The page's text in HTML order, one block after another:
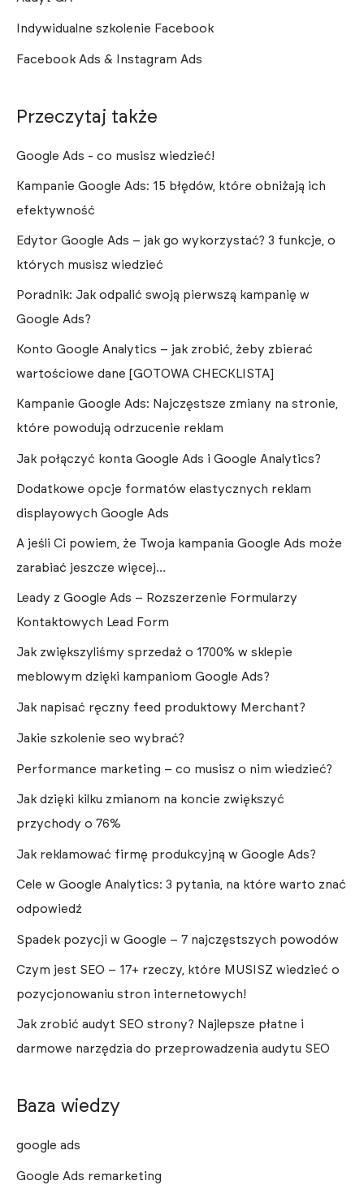
Indywidualne szkolenie Facebook
Facebook Ads & Instagram Ads
Przeczytaj także
Google Ads - co musisz wiedzieć!
Kampanie Google Ads: 15 błędów, które obniżają ich
efektywność
Edytor Google Ads – jak go wykorzystać? 3 funkcje, o
których musisz wiedzieć
Poradnik: Jak odpalić swoją pierwszą kampanię w
Google Ads?
Konto Google Analytics – jak zrobić, żeby zbierać
wartościowe dane [GOTOWA CHECKLISTA]
Kampanie Google Ads: Najczęstsze zmiany na stronie,
które powodują odrzucenie reklam
Jak połączyć konta Google Ads i Google Analytics?
Dodatkowe opcje formatów elastycznych reklam
displayowych Google Ads
A jeśli Ci powiem, że Twoja kampania Google Ads może
zarabiać jeszcze więcej…
Leady z Google Ads – Rozszerzenie Formularzy
Kontaktowych Lead Form
Jak zwiększyliśmy sprzedaż o 1700% w sklepie
meblowym dzięki kampaniom Google Ads?
Jak napisać ręczny feed produktowy Merchant?
Jakie szkolenie seo wybrać?
Performance marketing – co musisz o nim wiedzieć?
Jak dzięki kilku zmianom na koncie zwiększyć
przychody o 76%
Jak reklamować firmę produkcyjną w Google Ads?
Cele w Google Analytics: 3 pytania, na które warto znać
odpowiedź
Spadek pozycji w Google – 7 najczęstszych powodów
Czym jest SEO – 17+ rzeczy, które MUSISZ wiedzieć o
pozycjonowaniu stron internetowych!
Jak zrobić audyt SEO strony? Najlepsze płatne i
darmowe narzędzia do przeprowadzenia audytu SEO
Baza wiedzy
google ads
Google Ads remarketing